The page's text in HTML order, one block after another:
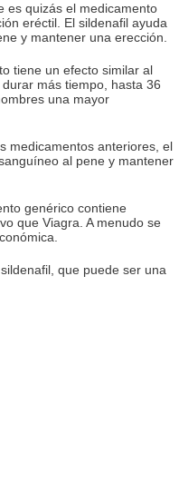
es quizás el medicamento
eréctil. El sildenafil ayuda
y mantener una erección.
tiene un efecto similar al
más tiempo, hasta 36
una mayor
medicamentos anteriores, el
al pene y mantener
genérico contiene
que Viagra. A menudo se
que puede ser una